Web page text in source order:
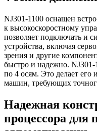
NJ301-1100 оснащен
к высокоскоростному
позволяет подключать и
устройства, включая
зрения и другие
быстро и надежно.
по 4 осям. Это делает
машин, требующих
Надежная
процессора